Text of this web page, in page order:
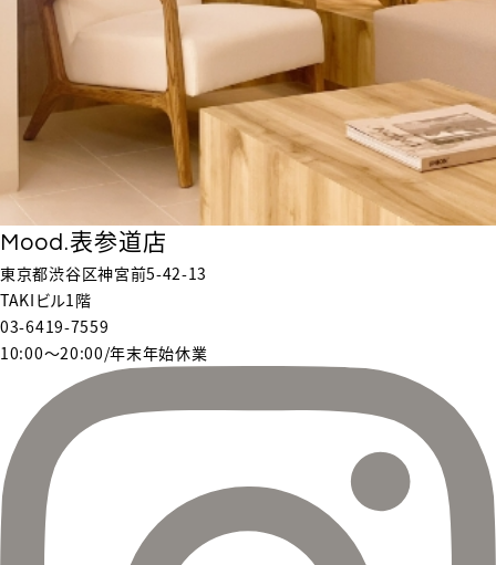
Mood.表参道店
東京都渋谷区神宮前5-42-13
TAKIビル1階
03-6419-7559
10:00〜20:00/年末年始休業